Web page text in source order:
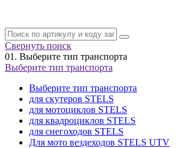
Свернуть поиск
01. Выберите тип транспорта
Выберите тип транспорта
Выберите тип транспорта
для скутеров STELS
для мотоциклов STELS
для квадроциклов STELS
для снегоходов STELS
Для мото вездеходов STELS UTV